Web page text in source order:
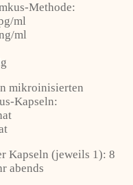
Methode:
ml
ml
mikroinisierten
Kapseln:
Kapseln (jeweils 1): 8
abends